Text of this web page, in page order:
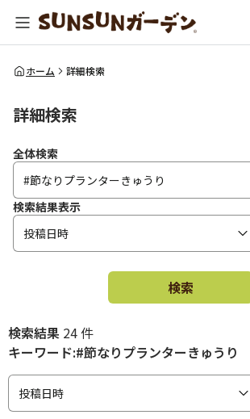
全体検索
ホーム 詳細検索
詳細検索
全体検索
検索結果表示
投稿日時
検索
検索結果 24 件
キーワード:#節なりプランターきゅうり
投稿日時